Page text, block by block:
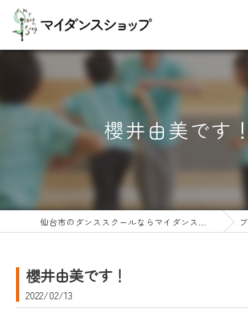
櫻井由美です
仙台市のダンススクールならマイダンスショップ ブログ
櫻井由美です！
2022/02/13